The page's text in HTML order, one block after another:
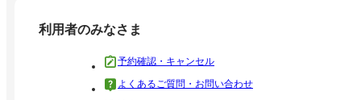
利用者のみなさま
予約確認・キャンセル
よくあるご質問・お問い合わせ